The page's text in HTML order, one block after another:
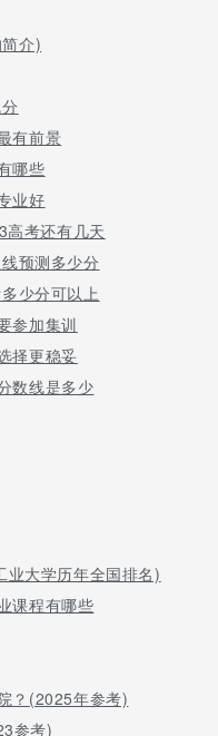
介)
有前景
哪些
业好
考还有几天
预测多少分
少分可以上
参加集训
择更稳妥
数线是多少
大学历年全国排名)
课程有哪些
？(2025年参考)
参考)